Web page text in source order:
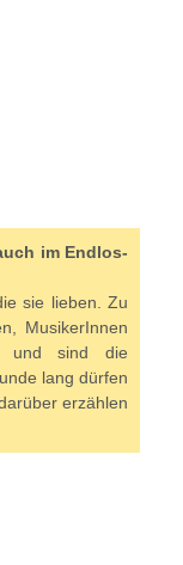
im Endlos-
sie lieben. Zu
MusikerInnen
und sind die
lang dürfen
erzählen